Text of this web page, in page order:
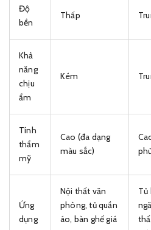
Độ
bền
Thấp
Khả
năng
chịu
ẩm
Kém
Tính
thẩm
mỹ
Cao (đa dạng
màu sắc)
Ứng
dụng
Nội thất văn
phòng, tủ quần
áo, bàn ghế giá
Tủ